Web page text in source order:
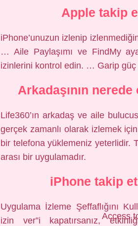
Apple takip
iPhone’unuzun izlenip
… Aile Paylaşımı ve FindMy
izinlerini kontrol edin. … Garip
Arkadaşının
Life360’ın arkadaş ve aile
gerçek zamanlı olarak izlemek
bir telefona yüklemeniz yeterlidir.
arası bir uygulamadır.
iPhone takip
Uygulama İzleme Şeffaflığını
izin ver”i kapatırsanız,Access